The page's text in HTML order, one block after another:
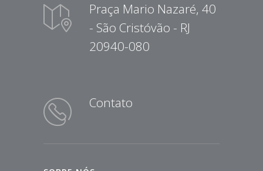
Praça Mario Nazaré, 40
- São Cristóvão - RJ
20940-080
Contato